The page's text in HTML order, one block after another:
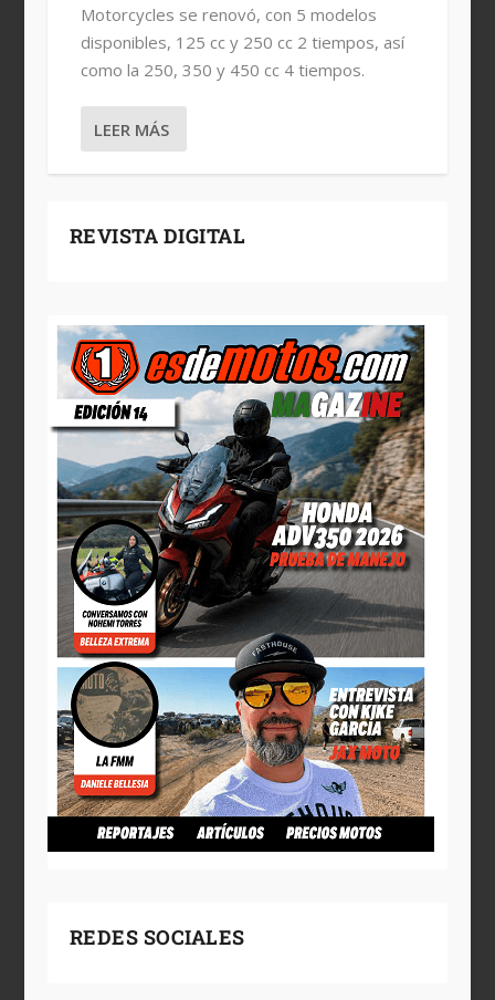
Motorcycles se renovó, con 5 modelos
disponibles, 125 cc y 250 cc 2 tiempos, así
como la 250, 350 y 450 cc 4 tiempos.
LEER MÁS
REVISTA DIGITAL
REDES SOCIALES